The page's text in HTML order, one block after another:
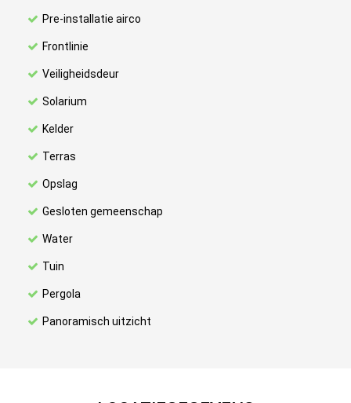
Pre-installatie airco
Frontlinie
Veiligheidsdeur
Solarium
Kelder
Terras
Opslag
Gesloten gemeenschap
Water
Tuin
Pergola
Panoramisch uitzicht